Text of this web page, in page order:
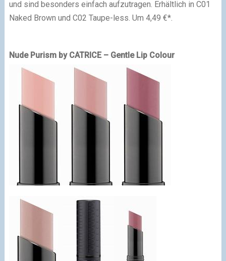
und sind besonders einfach aufzutragen. Erhältlich in C01
Naked Brown und C02 Taupe-less. Um 4,49 €*.
Nude Purism by CATRICE – Gentle Lip Colour